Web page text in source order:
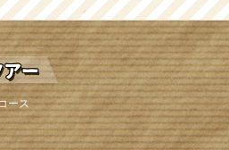
ース